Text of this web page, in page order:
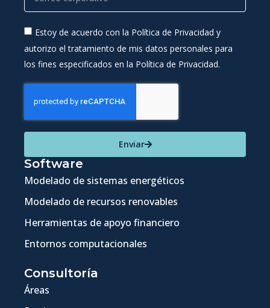
Estoy de acuerdo con la Política de Privacidad y
autorizo el tratamiento de mis datos personales para
los fines especificados en la Política de Privacidad.
Enviar
Software
Modelado de sistemas energéticos
Modelado de recursos renovables
Herramientas de apoyo financiero
Entornos computacionales
Consultoría
Áreas